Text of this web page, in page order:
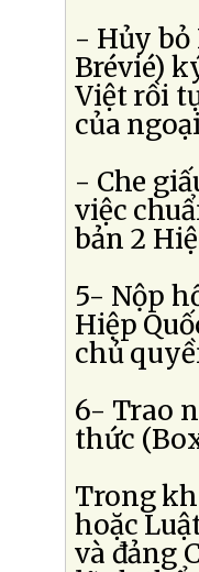
- Hủy bỏ
Brévié)
Việt rồi
của
- Che
việc
bản 2
5- Nộp
Hiệp
chủ
6- Trao
thức
Trong
hoặc
và đảng